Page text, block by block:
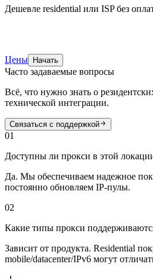
Дешевле residential или ISP без
Цены Начать
Часто задаваемые вопросы
Всё, что нужно знать о
технической интеграции.
Связаться с поддержкой
01
Доступны ли прокси в этой
Да. Мы обеспечиваем надежное
постоянно обновляем IP-пулы.
02
Какие типы прокси
Зависит от продукта. Residential
mobile/datacenter/IPv6 могут